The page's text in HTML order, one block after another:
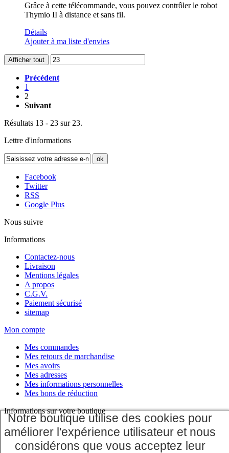
Notre boutique utilise des cookies pour
améliorer l'expérience utilisateur et nous
considérons que vous acceptez leur
Grâce à cette télécommande, vous pouvez contrôler le robot
Thymio II à distance et sans fil.
Détails
Ajouter à ma liste d'envies
Afficher tout
Précédent
1
2
Suivant
Résultats 13 - 23 sur 23.
Lettre d'informations
ok
Facebook
Twitter
RSS
Google Plus
Nous suivre
Informations
Contactez-nous
Livraison
Mentions légales
A propos
C.G.V.
Paiement sécurisé
sitemap
Mon compte
Mes commandes
Mes retours de marchandise
Mes avoirs
Mes adresses
Mes informations personnelles
Mes bons de réduction
Informations sur votre boutique